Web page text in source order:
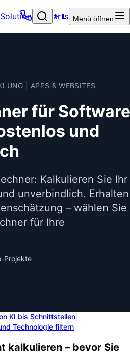
– Startseite
🇬🇧 Menü öffnen
| APPS & WEBSITES
für
und
Kalkulieren Sie Ihr
unverbindlich. Erhalten
– wählen Sie
für Ihre
Projekte
KI bis Schnittstellen
Technologie filtern
kalkulieren – bevor Sie